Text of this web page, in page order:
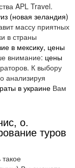
APL Travel.
(новая зеландия)
массу приятных
в страны
в мексику, цены
внимание: цены
К выбору
анализируя
в украине Вам
о.
туров